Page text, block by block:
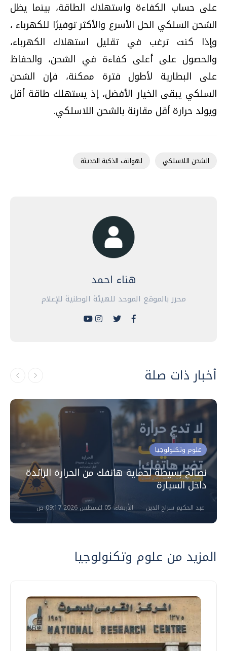
على حساب الكفاءة واستهلاك الطاقة، بينما يظل
الشحن السلكي الحل الأسرع والأكثر توفيرًا للكهرباء ،
وإذا كنت ترغب في تقليل استهلاك الكهرباء،
والحصول على أعلى كفاءة في الشحن، والحفاظ
على البطارية لأطول فترة ممكنة، فإن الشحن
السلكي يبقى الخيار الأفضل، إذ يستهلك طاقة أقل
ويولد حرارة أقل مقارنة بالشحن اللاسلكي.
الشحن اللاسلكي لهواتف الذكية الحديثة
هناء احمد
محرر بالموقع الموحد للهيئة الوطنية للإعلام
أخبار ذات صلة
علوم وتكنولوجيا
نصائح بسيطة لحماية هاتفك من الحرارة الزائدة
داخل السيارة
عبد الحكيم سراج الدين الأربعاء، 05 اغسطس 2026 09:17 ص
المزيد من علوم وتكنولوجيا